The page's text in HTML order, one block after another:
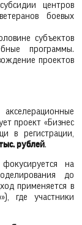
центров
боевых
субъектов
программы.
проектов
проект «Бизнес
в регистрации,
рублей.
на
до
применяется в
где участники